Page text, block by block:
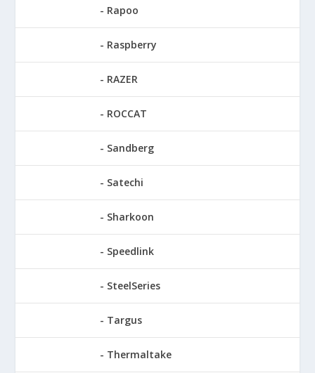
Rapoo
Raspberry
RAZER
ROCCAT
Sandberg
Satechi
Sharkoon
Speedlink
SteelSeries
Targus
Thermaltake